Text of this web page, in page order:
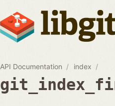
API Documentation index